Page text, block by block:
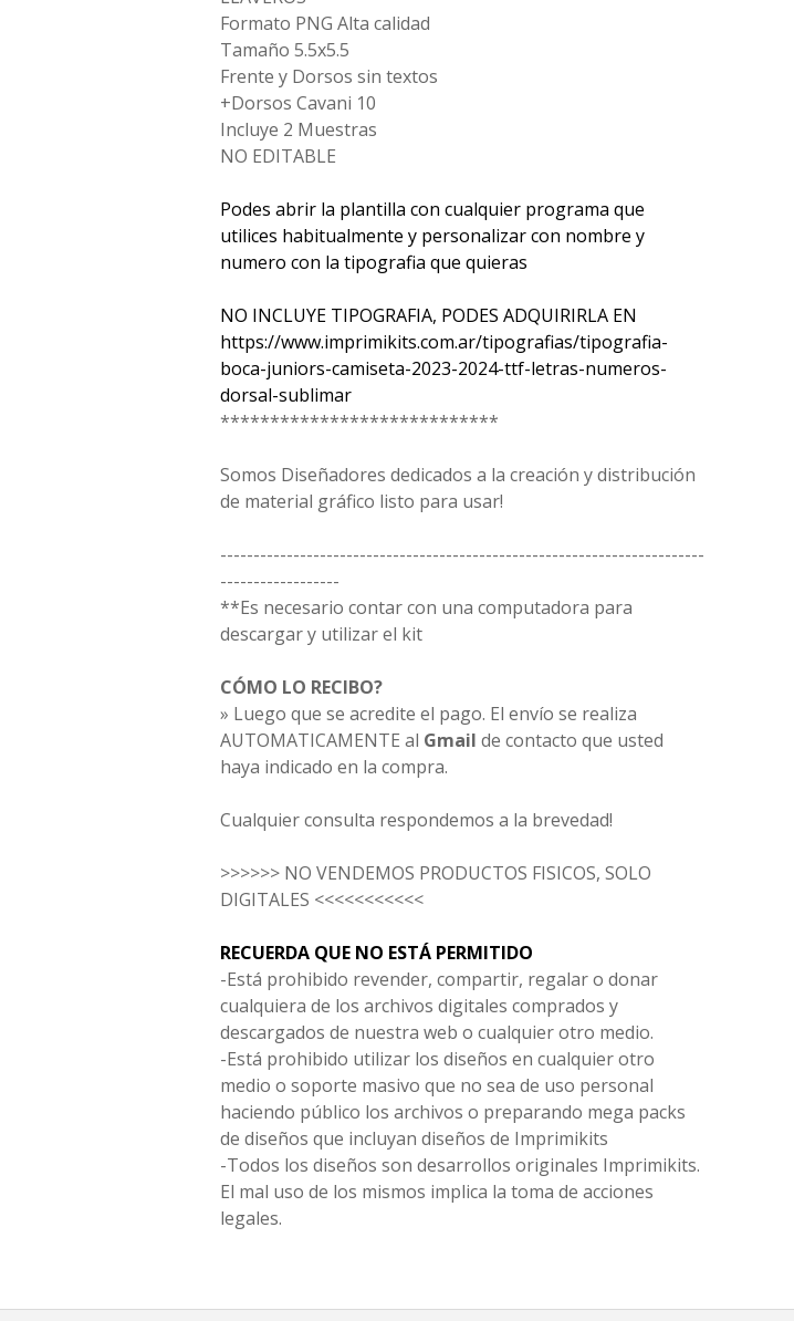
Formato PNG Alta calidad
Tamaño 5.5x5.5
Frente y Dorsos sin textos
+Dorsos Cavani 10
Incluye 2 Muestras
NO EDITABLE
Podes abrir la plantilla con cualquier programa que
utilices habitualmente y personalizar con nombre y
numero con la tipografia que quieras
NO INCLUYE TIPOGRAFIA, PODES ADQUIRIRLA EN
https://www.imprimikits.com.ar/tipografias/tipografia-
boca-juniors-camiseta-2023-2024-ttf-letras-numeros-
dorsal-sublimar
****************************
Somos Diseñadores dedicados a la creación y distribución
de material gráfico listo para usar!
-------------------------------------------------------------------------
------------------
**Es necesario contar con una computadora para
descargar y utilizar el kit
CÓMO LO RECIBO?
» Luego que se acredite el pago. El envío se realiza
AUTOMATICAMENTE al Gmail de contacto que usted
haya indicado en la compra.
Cualquier consulta respondemos a la brevedad!
>>>>>> NO VENDEMOS PRODUCTOS FISICOS, SOLO
DIGITALES <<<<<<<<<<<
RECUERDA QUE NO ESTÁ PERMITIDO
-Está prohibido revender, compartir, regalar o donar
cualquiera de los archivos digitales comprados y
descargados de nuestra web o cualquier otro medio.
-Está prohibido utilizar los diseños en cualquier otro
medio o soporte masivo que no sea de uso personal
haciendo público los archivos o preparando mega packs
de diseños que incluyan diseños de Imprimikits
-Todos los diseños son desarrollos originales Imprimikits.
El mal uso de los mismos implica la toma de acciones
legales.